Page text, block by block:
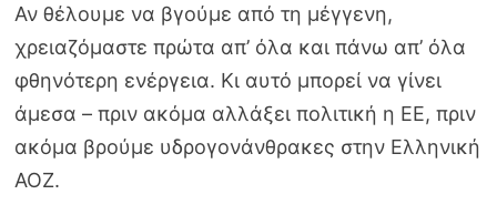
Αν θέλουμε να βγούμε από τη μέγγενη,
χρειαζόμαστε πρώτα απ’ όλα και πάνω απ’ όλα
φθηνότερη ενέργεια. Κι αυτό μπορεί να γίνει
άμεσα – πριν ακόμα αλλάξει πολιτική η ΕΕ, πριν
ακόμα βρούμε υδρογονάνθρακες στην Ελληνική
ΑΟΖ.